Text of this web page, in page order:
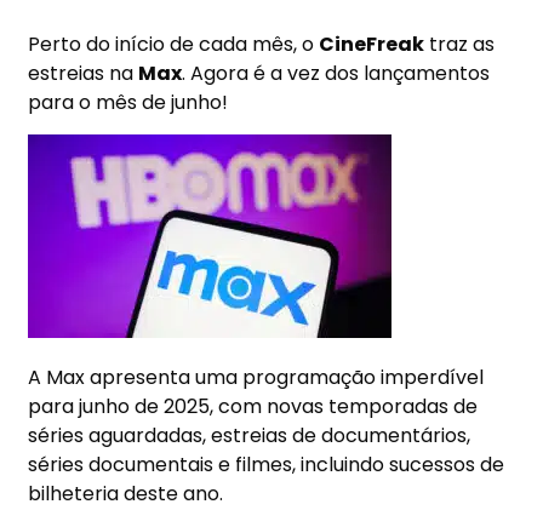
Perto do início de cada mês, o CineFreak traz as
estreias na Max. Agora é a vez dos lançamentos
para o mês de junho!
A Max apresenta uma programação imperdível
para junho de 2025, com novas temporadas de
séries aguardadas, estreias de documentários,
séries documentais e filmes, incluindo sucessos de
bilheteria deste ano.